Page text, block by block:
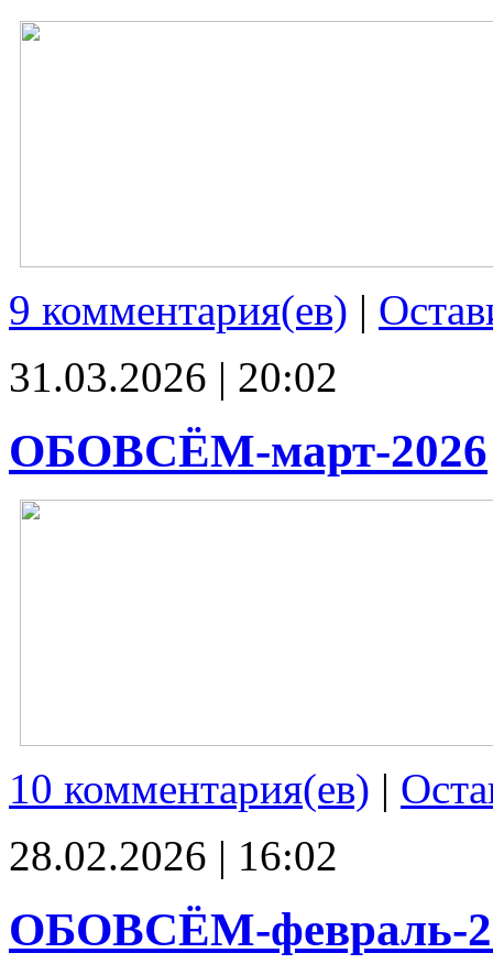
9 комментария(ев) |
31.03.2026 | 20:02
ОБОВСЁМ-март-2026
10 комментария(ев) |
28.02.2026 | 16:02
ОБОВСЁМ-февраль-